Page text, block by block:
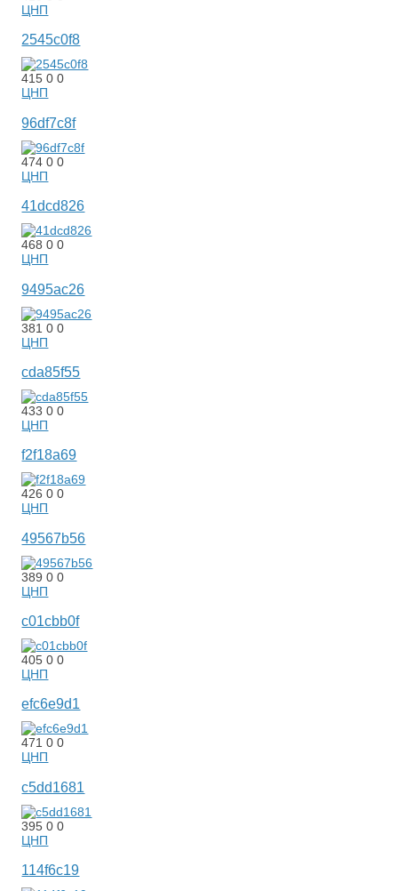
ЦНП
2545c0f8
41500
ЦНП
96df7c8f
47400
ЦНП
41dcd826
46800
ЦНП
9495ac26
38100
ЦНП
cda85f55
43300
ЦНП
f2f18a69
42600
ЦНП
49567b56
38900
ЦНП
c01cbb0f
40500
ЦНП
efc6e9d1
47100
ЦНП
c5dd1681
39500
ЦНП
114f6c19